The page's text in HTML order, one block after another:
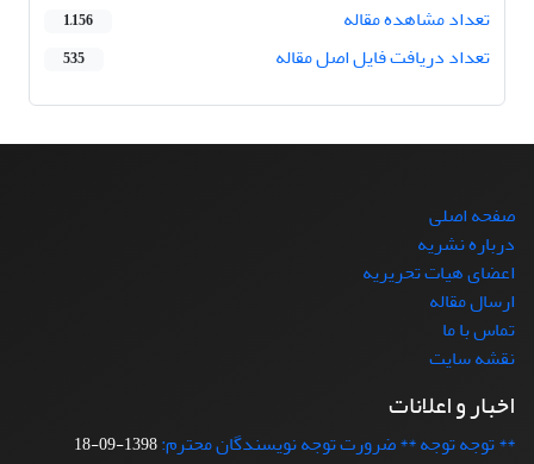
تعداد مشاهده مقاله
1,156
تعداد دریافت فایل اصل مقاله 535
صفحه اصلی
درباره نشریه
اعضای هیات تحریریه
ارسال مقاله
تماس با ما
نقشه سایت
اخبار و اعلانات
** توجه توجه ** ضرورت توجه نویسندگان محترم:1398-09-18